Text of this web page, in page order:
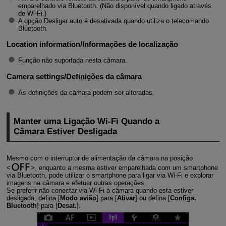
emparelhado via Bluetooth. (Não disponível quando ligado através
de Wi-Fi .)
A opção Desligar auto é desativada quando utiliza o telecomando
Bluetooth.
Location information/Informações de localização
Função não suportada nesta câmara.
Camera settings/Definições da câmara
As definições da câmara podem ser alteradas.
Manter uma LigaçãoWi-Fi Quando a
Câmara Estiver Desligada
Mesmo com o interruptor de alimentação da câmara na posição
, enquanto a mesma estiver emparelhada com um smartphone
via Bluetooth, pode utilizar o smartphone para ligar via Wi-Fi e explorar
imagens na câmara e efetuar outras operações.
Se preferir não conectar via Wi-Fi à câmara quando esta estiver
desligada, defina [Modo avião] para [Ativar] ou defina [Configs.
Bluetooth] para [Desat.].